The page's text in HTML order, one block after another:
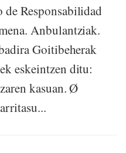
Responsabilidad
Anbulantziak.
Goitibeherak
eskeintzen ditu:
kasuan. Ø